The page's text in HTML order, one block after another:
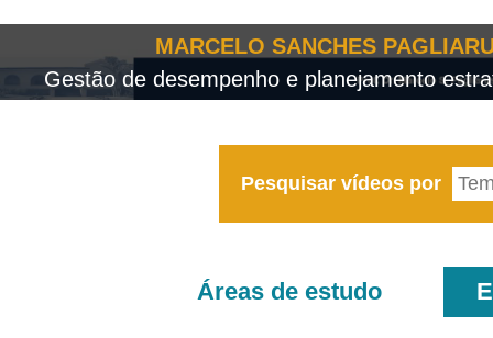
MARCELO SANCHES
Gestão de desempenho e planejamento
Pesquisar vídeos por
Áreas de estudo